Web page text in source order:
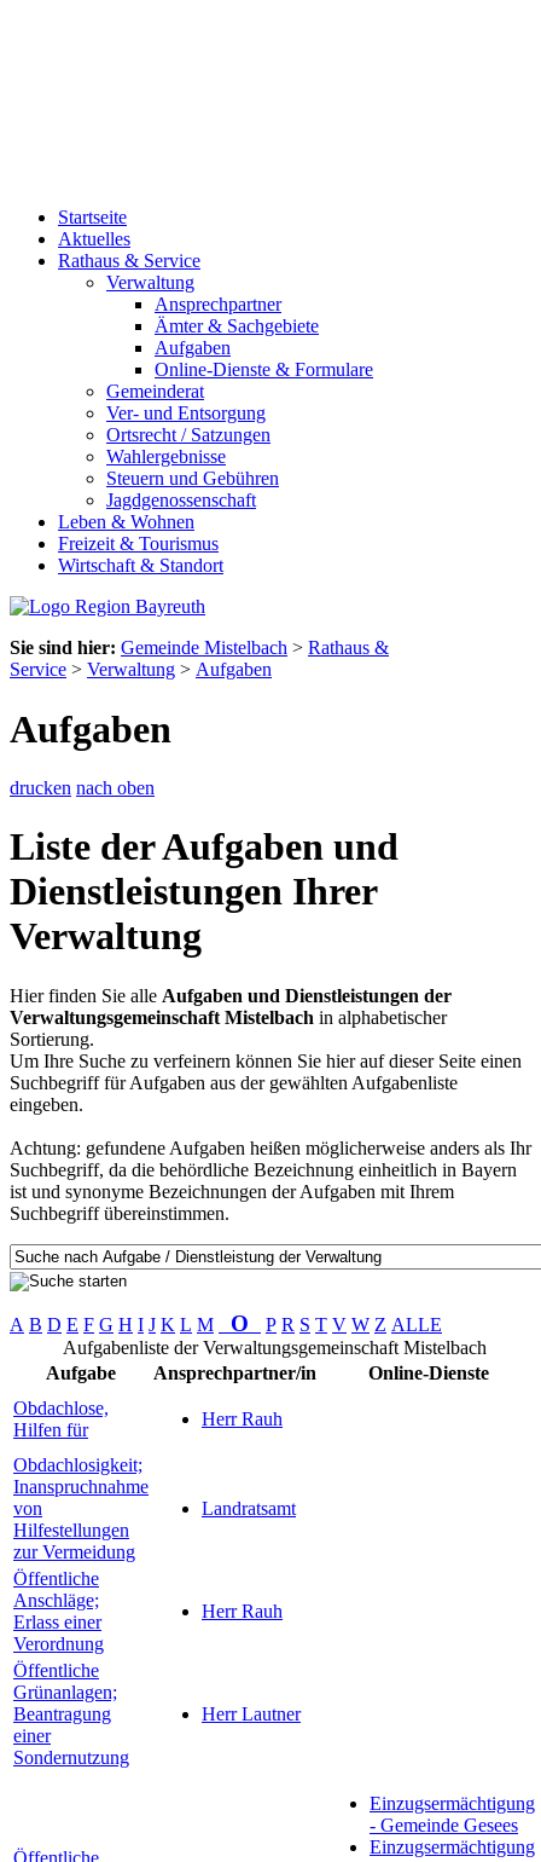
Startseite
Aktuelles
Rathaus & Service
Verwaltung
Ansprechpartner
Ämter & Sachgebiete
Aufgaben
Online-Dienste & Formulare
Gemeinderat
Ver- und Entsorgung
Ortsrecht / Satzungen
Wahlergebnisse
Steuern und Gebühren
Jagdgenossenschaft
Leben & Wohnen
Freizeit & Tourismus
Wirtschaft & Standort
Sie sind hier: Gemeinde Mistelbach > Rathaus &
Service > Verwaltung > Aufgaben
Aufgaben
drucken nach oben
Liste der Aufgaben und
Dienstleistungen Ihrer
Verwaltung
Hier finden Sie alle Aufgaben und Dienstleistungen der
Verwaltungsgemeinschaft Mistelbach in alphabetischer
Sortierung.
Um Ihre Suche zu verfeinern können Sie hier auf dieser Seite einen
Suchbegriff für Aufgaben aus der gewählten Aufgabenliste
eingeben.
Achtung: gefundene Aufgaben heißen möglicherweise anders als Ihr
Suchbegriff, da die behördliche Bezeichnung einheitlich in Bayern
ist und synonyme Bezeichnungen der Aufgaben mit Ihrem
Suchbegriff übereinstimmen.
A B D E F G H I J K L M O P R S T V W Z ALLE
Aufgabenliste der Verwaltungsgemeinschaft Mistelbach
Aufgabe
Ansprechpartner/in
Online-Dienste
Obdachlose,
Hilfen für
Herr Rauh
Obdachlosigkeit;
Inanspruchnahme
von
Hilfestellungen
zur Vermeidung
Landratsamt
Öffentliche
Anschläge;
Erlass einer
Verordnung
Herr Rauh
Öffentliche
Grünanlagen;
Beantragung
einer
Sondernutzung
Herr Lautner
Öffentliche
Einzugsermächtigung
- Gemeinde Gesees
Einzugsermächtigung